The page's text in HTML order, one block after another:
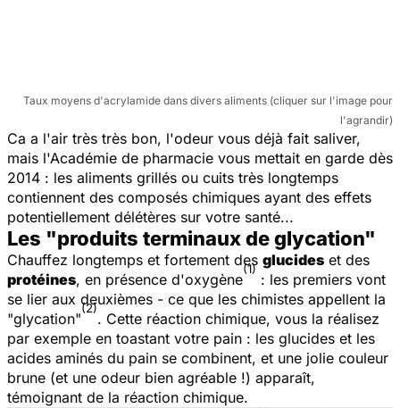
Taux moyens d'acrylamide dans divers aliments (cliquer sur l'image pour
l'agrandir)
Ca a l'air très très bon, l'odeur vous déjà fait saliver,
mais l'Académie de pharmacie vous mettait en garde dès
2014 : les aliments grillés ou cuits très longtemps
contiennent des composés chimiques ayant des effets
potentiellement délétères sur votre santé...
Les "produits terminaux de glycation"
Chauffez longtemps et fortement des glucides et des
protéines, en présence d'oxygène
(1)
: les premiers vont
se lier aux deuxièmes - ce que les chimistes appellent la
"glycation"
(2)
. Cette réaction chimique, vous la réalisez
par exemple en toastant votre pain : les glucides et les
acides aminés du pain se combinent, et une jolie couleur
brune (et une odeur bien agréable !) apparaît,
témoignant de la réaction chimique.